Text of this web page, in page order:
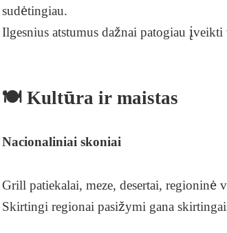
sudėtingiau.
Ilgesnius atstumus dažnai patogiau
🍽️ Kultūra ir maistas
Nacionaliniai skoniai
Grill patiekalai, meze, desertai,
Skirtingi regionai pasižymi gana